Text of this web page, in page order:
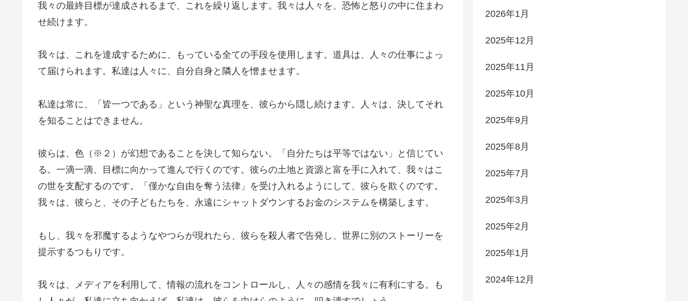
我々の最終目標が達成されるまで、これを繰り返します。我々は人々を、恐怖と怒りの中に住まわ
せ続けます。
我々は、これを達成するために、もっている全ての手段を使用します。道具は、人々の仕事によっ
て届けられます。私達は人々に、自分自身と隣人を憎ませます。
私達は常に、「皆一つである」という神聖な真理を、彼らから隠し続けます。人々は、決してそれ
を知ることはできません。
彼らは、色（※２）が幻想であることを決して知らない。「自分たちは平等ではない」と信じてい
る。一滴一滴、目標に向かって進んで行くのです。彼らの土地と資源と富を手に入れて、我々はこ
の世を支配するのです。「僅かな自由を奪う法律」を受け入れるようにして、彼らを欺くのです。
我々は、彼らと、その子どもたちを、永遠にシャットダウンするお金のシステムを構築します。
もし、我々を邪魔するようなやつらが現れたら、彼らを殺人者で告発し、世界に別のストーリーを
提示するつもりです。
我々は、メディアを利用して、情報の流れをコントロールし、人々の感情を我々に有利にする。も
2026年1月
2025年12月
2025年11月
2025年10月
2025年9月
2025年8月
2025年7月
2025年3月
2025年2月
2025年1月
2024年12月